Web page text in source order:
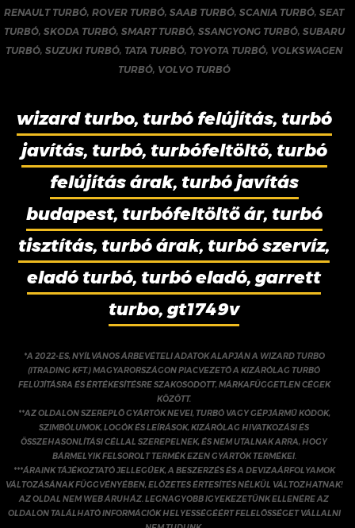
RENAULT TURBÓ,ROVER TURBÓ,SAAB TURBÓ,SCANIA TURBÓ,SEAT
TURBÓ, SKODA TURBÓ, SMART TURBÓ, SSANGYONG TURBÓ, SUBARU
TURBÓ,SUZUKI TURBÓ, TATA TURBÓ, TOYOTA TURBÓ, VOLKSWAGEN
TURBÓ, VOLVO TURBÓ
wizard turbo, turbó felújítás, turbó
javítás, turbó, turbófeltöltő, turbó
felújítás árak, turbó javítás
budapest, turbófeltöltő ár, turbó
tisztítás, turbó árak, turbó szervíz,
eladó turbó, turbó eladó, garrett
turbo, gt1749v
*A 2022-ES, NYÍLVÁNOS ÁRBEVÉTELI ADATOK ALAPJÁN A WIZARD TURBO
(ITRADING KFT.) MAGYARORSZÁGON PIACVEZETŐ A KIZÁRÓLAG TURBÓ
FELÚJÍTÁSRA ÉS ÉRTÉKESÍTÉSRE SZAKOSODOTT, MÁRKAFÜGGETLEN CÉGEK
KÖZÖTT.
**AZ OLDALON SZEREPLŐ GYÁRTÓK NEVEI, TURBÓ VAGY GÉPJÁRMŰ KÓDOK,
SZIMBÓLUMOK, LOGÓK ÉS LEÍRÁSOK, KIZÁRÓLAG HIVATKOZÁSI ÉS
ÖSSZEHASONLÍTÁSI CÉLLAL SZEREPELNEK, ÉS NEM UTALNAK ARRA, HOGY
BÁRMELYIK FELSOROLT TERMÉK EZEN GYÁRTÓK TERMÉKEI.
***ÁRAINK TÁJÉKOZTATÓ JELLEGŰEK, A BESZERZÉS ÉS A DEVIZAÁRFOLYAMOK
VÁLTOZÁSÁNAK FÜGGVÉNYÉBEN, ELŐZETES ÉRTESÍTÉS NÉLKÜL VÁLTOZHATNAK!
AZ OLDAL NEM WEB ÁRUHÁZ. LEGNAGYOBB IGYEKEZETÜNK ELLENÉRE AZ
OLDALON TALÁLHATÓ INFORMÁCIÓK HELYESSÉGÉÉRT FELELŐSSÉGET VÁLLALNI